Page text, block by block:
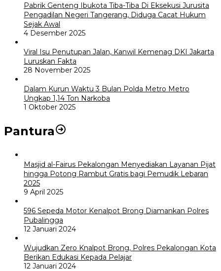
Pabrik Genteng Ibukota Tiba-Tiba Di Eksekusi Jurusita
Pengadilan Negeri Tangerang, Diduga Cacat Hukum
Sejak Awal
4 Desember 2025
Viral Isu Penutupan Jalan, Kanwil Kemenag DKI Jakarta
Luruskan Fakta
28 November 2025
Dalam Kurun Waktu 3 Bulan Polda Metro Metro
Ungkap 1,14 Ton Narkoba
1 Oktober 2025
Pantura
Masjid al-Fairus Pekalongan Menyediakan Layanan Pijat
hingga Potong Rambut Gratis bagi Pemudik Lebaran
2025
9 April 2025
596 Sepeda Motor Kenalpot Brong Diamankan Polres
Pubalingga
12 Januari 2024
Wujudkan Zero Knalpot Brong, Polres Pekalongan Kota
Berikan Edukasi Kepada Pelajar
12 Januari 2024